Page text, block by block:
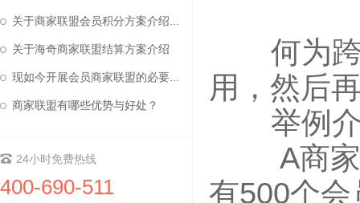
关于商家联盟会员积分方案介绍...
关于海奇商家联盟结算方案介绍
现如今开展会员商家联盟的必要...
商家联盟有哪些优势与好处？
24小时免费热线
400-690-511
何为跨
用，然后
举例介
A商家有
有500个